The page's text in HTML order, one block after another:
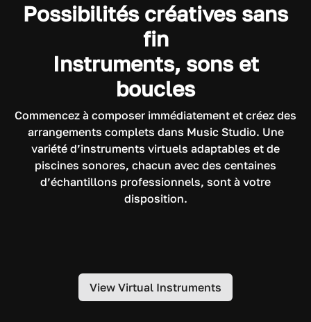
Possibilités créatives sans
fin
Instruments, sons et
boucles
Commencez à composer immédiatement et créez des
arrangements complets dans Music Studio. Une
variété d’instruments virtuels adaptables et de
piscines sonores, chacun avec des centaines
d’échantillons professionnels, sont à votre
disposition.
View Virtual Instruments